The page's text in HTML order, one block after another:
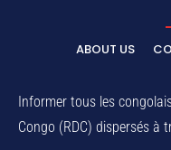
ABOUT US
Informer tous les
Congo (RDC) dispersés à